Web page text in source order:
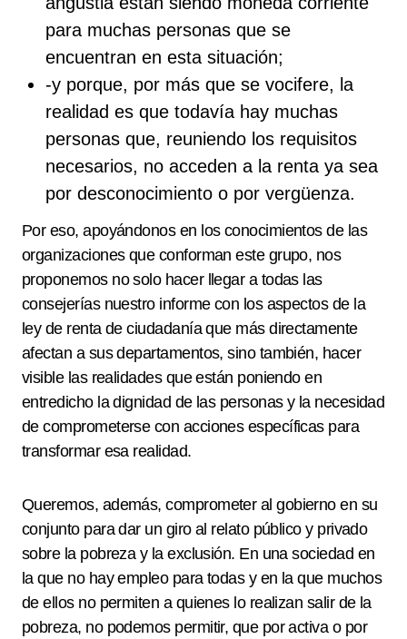
para muchas personas que se
encuentran en esta situación;
-y porque, por más que se vocifere, la
realidad es que todavía hay muchas
personas que, reuniendo los requisitos
necesarios, no acceden a la renta ya sea
por desconocimiento o por vergüenza.
Por eso, apoyándonos en los conocimientos de las
organizaciones que conforman este grupo, nos
proponemos no solo hacer llegar a todas las
consejerías nuestro informe con los aspectos de la
ley de renta de ciudadanía que más directamente
afectan a sus departamentos, sino también, hacer
visible las realidades que están poniendo en
entredicho la dignidad de las personas y la necesidad
de comprometerse con acciones específicas para
transformar esa realidad.
Queremos, además, comprometer al gobierno en su
conjunto para dar un giro al relato público y privado
sobre la pobreza y la exclusión. En una sociedad en
la que no hay empleo para todas y en la que muchos
de ellos no permiten a quienes lo realizan salir de la
pobreza, no podemos permitir, que por activa o por